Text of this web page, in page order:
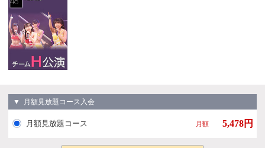
▼ 月額見放題コース入会
月額見放題コース 月額 5,478円